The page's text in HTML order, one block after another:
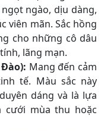
ngào, dịu dàng,
viên mãn. Sắc hồng
cho những cô dâu
lãng mạn.
Mang đến cảm
tế. Màu sắc này
dáng và là lựa
cưới mùa thu hoặc